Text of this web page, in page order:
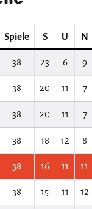
Spiele S U N
38 23 6 9
38 20 11 7
38 20 11 7
38 18 12 8
38 16 11 11
38 15 11 12